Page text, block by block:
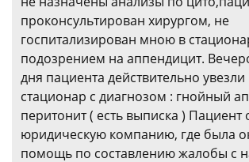
проконсультирован хирургом, не
госпитализирован мною в
подозрением на аппендицит.
дня пациента действительно
стационар с диагнозом : гнойный
перитонит ( есть выписка ) Пациент
юридическую компанию, где была
помощь по составлению жалобы с